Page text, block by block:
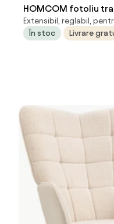
HOMCOM fotoliu
Aosom Romania
Extensibil, reglabil,
În stoc
Livrare